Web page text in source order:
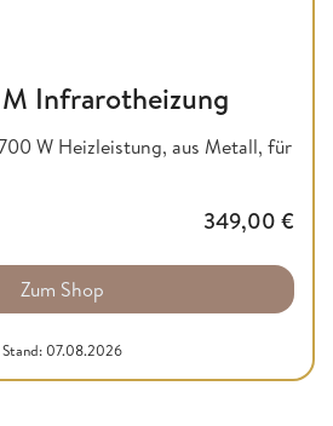
Infrarotheizung
W Heizleistung, aus Metall, für
349,00 €
Zum Shop
Stand: 07.08.2026